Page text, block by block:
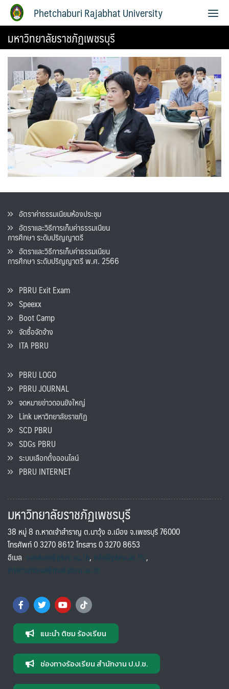
Phetchaburi Rajabhat University
มหาวิทยาลัยราชภัฏเพชรบุรี
อัตราค่าธรรมเนียมห้องประชุม
อัตราและวิธีการเก็บค่าธรรมเนียน
การศึกษา ระดับปริญญาตรี
อัตราและวิธีการเก็บค่าธรรมเนียน
การศึกษา ระดับปริญญาตรี พ.ศ. 2566
PBRU Exit Exam
Speexx
Boot Camp
จัดซื้อจัดจ้าง
ITA PBRU
PBRU LOGO
PBRU JOURNAL
จดหมายข่าวดอนขังใหญ่
Link มหาวิทยาลัยราชภัฏ
SCD PBRU
SDGs PBRU
ระบบเลือกตั้งออนไลน์
PBRU INTERNET
มหาวิทยาลัยราชภัฏเพชรบุรี
38 หมู่ 8 ถ.หาดเจ้าสำราญ ต.นาวุ้ง อ.เมือง จ.เพชรบุรี 76000
โทรศัพท์ 0 3270 8612 โทรสาร 0 3270 8653
อีเมล saraban@pbru.ac.th, info@pbru.ac.th,
international@mail.pbru.ac.th
แนะนำ ติชม ร้องเรียน
ช่องทางร้องเรียน สำนักงาน ป.ป.ช.